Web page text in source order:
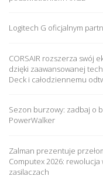
Logitech G oficjalnym
CORSAIR rozszerza swój
dzięki zaawansowanej
Deck i całodziennemu
Sezon burzowy: zadbaj o
PowerWalker
Zalman prezentuje
Computex 2026:
zasilaczach